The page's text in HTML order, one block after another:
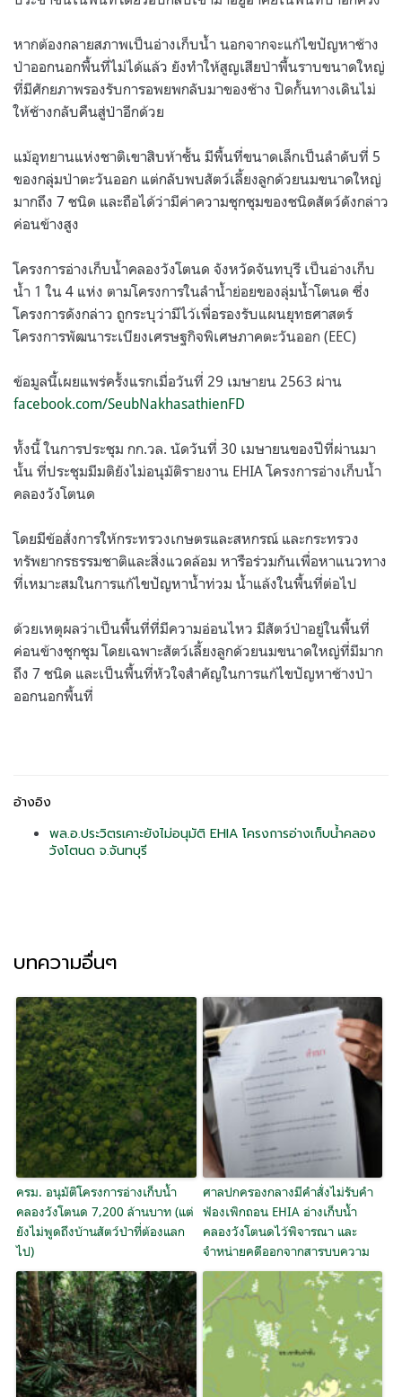
หากต้องกลายสภาพเป็นอ่างเก็บน้ำ นอกจากจะแก้ไขปัญหาช้าง
ป่าออกนอกพื้นที่ไม่ได้แล้ว ยังทำให้สูญเสียป่าพื้นราบขนาดใหญ่
ที่มีศักยภาพรองรับการอพยพกลับมาของช้าง ปิดกั้นทางเดินไม่
ให้ช้างกลับคืนสู่ป่าอีกด้วย
แม้อุทยานแห่งชาติเขาสิบห้าชั้น มีพื้นที่ขนาดเล็กเป็นลำดับที่ 5
ของกลุ่มป่าตะวันออก แต่กลับพบสัตว์เลี้ยงลูกด้วยนมขนาดใหญ่
มากถึง 7 ชนิด และถือได้ว่ามีค่าความชุกชุมของชนิดสัตว์ดังกล่าว
ค่อนข้างสูง
โครงการอ่างเก็บน้ำคลองวังโตนด จังหวัดจันทบุรี เป็นอ่างเก็บ
น้ำ 1ใน 4 แห่ง ตามโครงการในลำน้ำย่อยของลุ่มน้ำโตนด ซึ่ง
โครงการดังกล่าว ถูกระบุว่ามีไว้เพื่อรองรับแผนยุทธศาสตร์
โครงการพัฒนาระเบียงเศรษฐกิจพิเศษภาคตะวันออก (EEC)
ข้อมูลนี้เผยแพร่ครั้งแรกเมื่อวันที่ 29 เมษายน 2563 ผ่าน
facebook.com/SeubNakhasathienFD
ทั้งนี้ ในการประชุม กก.วล. นัดวันที่ 30 เมษายนของปีที่ผ่านมา
นั้น ที่ประชุมมีมติยังไม่อนุมัติรายงาน EHIA โครงการอ่างเก็บน้ำ
คลองวังโตนด
โดยมีข้อสั่งการให้กระทรวงเกษตรและสหกรณ์ และกระทรวง
ทรัพยากรธรรมชาติและสิ่งแวดล้อม หารือร่วมกันเพื่อหาแนวทาง
ที่เหมาะสมในการแก้ไขปัญหาน้ำท่วม น้ำแล้งในพื้นที่ต่อไป
ด้วยเหตุผลว่าเป็นพื้นที่ที่มีความอ่อนไหว มีสัตว์ป่าอยู่ในพื้นที่
ค่อนข้างชุกชุม โดยเฉพาะสัตว์เลี้ยงลูกด้วยนมขนาดใหญ่ที่มีมาก
ถึง 7 ชนิด และเป็นพื้นที่หัวใจสำคัญในการแก้ไขปัญหาช้างป่า
ออกนอกพื้นที่
อ้างอิง
พล.อ.ประวิตรเคาะยังไม่อนุมัติ EHIA โครงการอ่างเก็บน้ำคลอง
วังโตนด จ.จันทบุรี
บทความอื่นๆ
ครม. อนุมัติโครงการอ่างเก็บน้ำ
คลองวังโตนด 7,200 ล้านบาท (แต่
ยังไม่พูดถึงบ้านสัตว์ป่าที่ต้องแลก
ไป)
ศาลปกครองกลางมีคำสั่งไม่รับคำ
ฟ้องเพิกถอน EHIA อ่างเก็บน้ำ
คลองวังโตนดไว้พิจารณา และ
จำหน่ายคดีออกจากสารบบความ